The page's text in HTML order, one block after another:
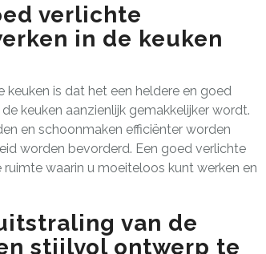
verlichte
in de keuken
is dat het een heldere en goed
keuken aanzienlijk gemakkelijker wordt.
en schoonmaken efficiënter worden
worden bevorderd. Een goed verlichte
waarin u moeiteloos kunt werken en
van de
stijlvol ontwerp te